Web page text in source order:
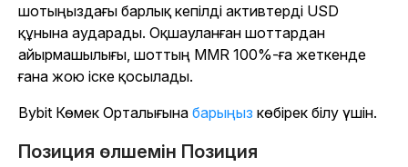
шотыңыздағы барлық кепілді активтерді USD
құнына аударады. Оқшауланған шоттардан
айырмашылығы, шоттың MMR 100%-ға жеткенде
ғана жою іске қосылады.
Bybit Көмек Орталығына барыңыз көбірек білу үшін.
Позиция өлшемін Позиция